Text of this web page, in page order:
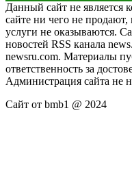
Данный сайт не является
сайте ни чего не
услуги не оказываются.
новостей RSS канала
newsru.com. Материалы
ответственность за
Администрация сайта не
Сайт от bmb1 @ 2024